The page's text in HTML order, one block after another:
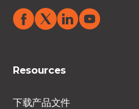
Resources
下载产品文件